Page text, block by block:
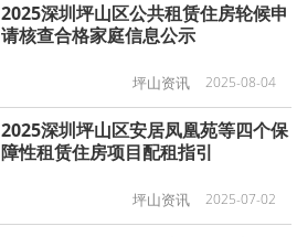
2025深圳坪山区公共租赁住房轮候申
请核查合格家庭信息公示
坪山资讯 2025-08-04
2025深圳坪山区安居凤凰苑等四个保
障性租赁住房项目配租指引
坪山资讯 2025-07-02